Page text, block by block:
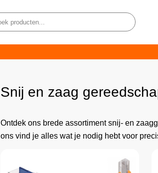
Snij en zaag
Ontdek ons brede assortiment snij- en
ons vind je alles wat je nodig hebt voor